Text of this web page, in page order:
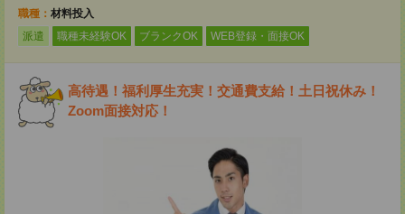
職種： 材料投入
派遣
職種未経験OK ブランクOK WEB登録・面接OK
高待遇！福利厚生充実！交通費支給！土日祝休み！
Zoom面接対応！